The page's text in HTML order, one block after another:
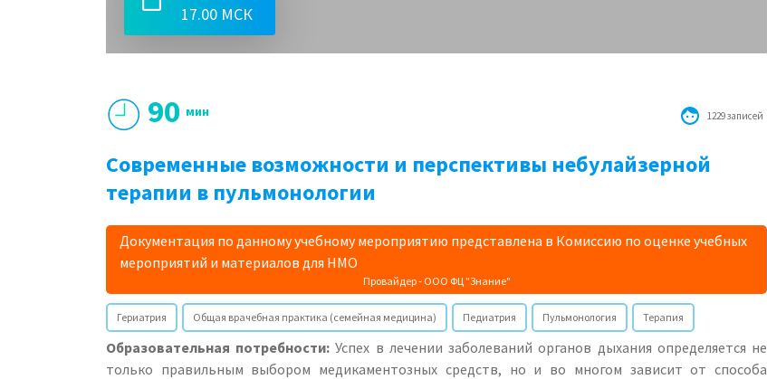
17.00 МСК
90 мин 1229 записей
Современные возможности и перспективы небулайзерной
терапии в пульмонологии
Документация по данному учебному мероприятию представлена в Комиссию по оценке учебных
мероприятий и материалов для НМО
Провайдер - ООО ФЦ "Знание"
Гериатрия Общая врачебная практика (семейная медицина) Педиатрия Пульмонология Терапия
Образовательная потребности:Успех в лечении заболеваний органов дыхания определяется не
только правильным выбором медикаментозных средств, но и во многом зависит от способа